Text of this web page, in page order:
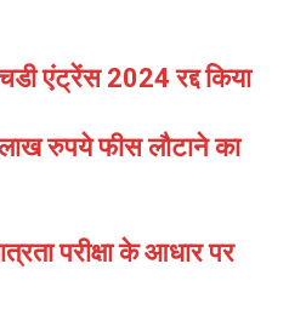
एंट्रेंस 2024 रद्द किया
रुपये फीस लौटाने का
परीक्षा के आधार पर